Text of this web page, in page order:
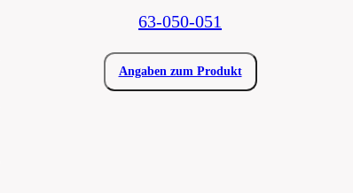
63-050-051
Angaben zum Produkt